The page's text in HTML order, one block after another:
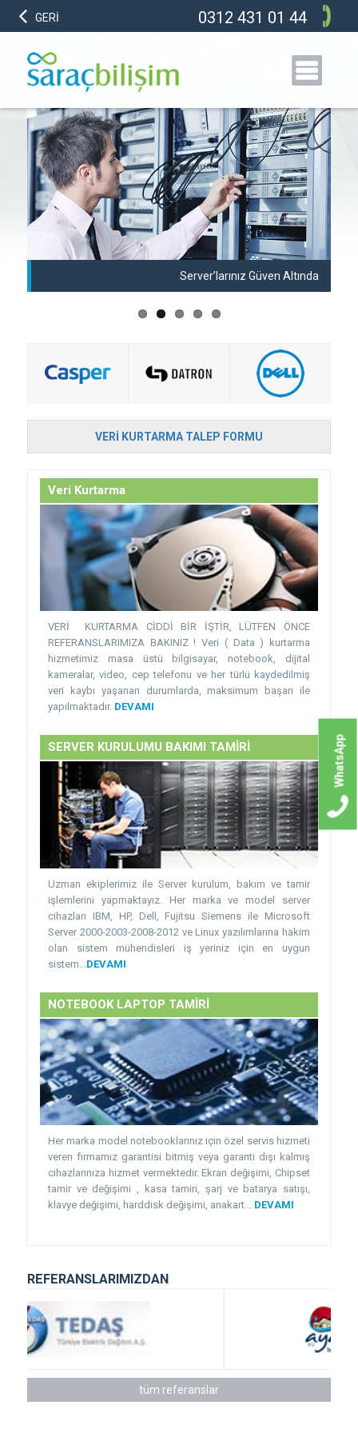
GERİ 0312 431 01 44
Server’larınız Güven Altında
VERI KURTARMA TALEP FORMU
Veri Kurtarma
VERİ KURTARMA CİDDİ BİR İŞTİR, LÜTFEN ÖNCE
REFERANSLARIMIZA BAKINIZ ! Veri ( Data ) kurtarma
hizmetimiz masa üstü bilgisayar, notebook, dijital
kameralar, video, cep telefonu ve her türlü kaydedilmiş
veri kaybı yaşanan durumlarda, maksimum başarı ile
yapılmaktadır. DEVAMI
SERVER KURULUMU BAKIMI TAMİRİ
Uzman ekiplerimiz ile Server kurulum, bakım ve tamir
işlemlerini yapmaktayız. Her marka ve model server
cihazları IBM, HP, Dell, Fujitsu Siemens ile Microsoft
Server 2000-2003-2008-2012 ve Linux yazılımlarına hakim
olan sistem mühendisleri iş yeriniz için en uygun
sistem... DEVAMI
NOTEBOOK LAPTOP TAMİRİ
Her marka model notebooklarınız için özel servis hizmeti
veren firmamız garantisi bitmiş veya garanti dışı kalmış
cihazlarınıza hizmet vermektedir. Ekran değişimi, Chipset
tamir ve değişimi , kasa tamiri, şarj ve batarya satışı,
klavye değişimi, harddisk değişimi, anakart... DEVAMI
REFERANSLARIMIZDAN
tüm referanslar
WhatsApp